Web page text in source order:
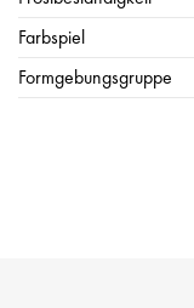
Farbspiel
Formgebungsgruppe